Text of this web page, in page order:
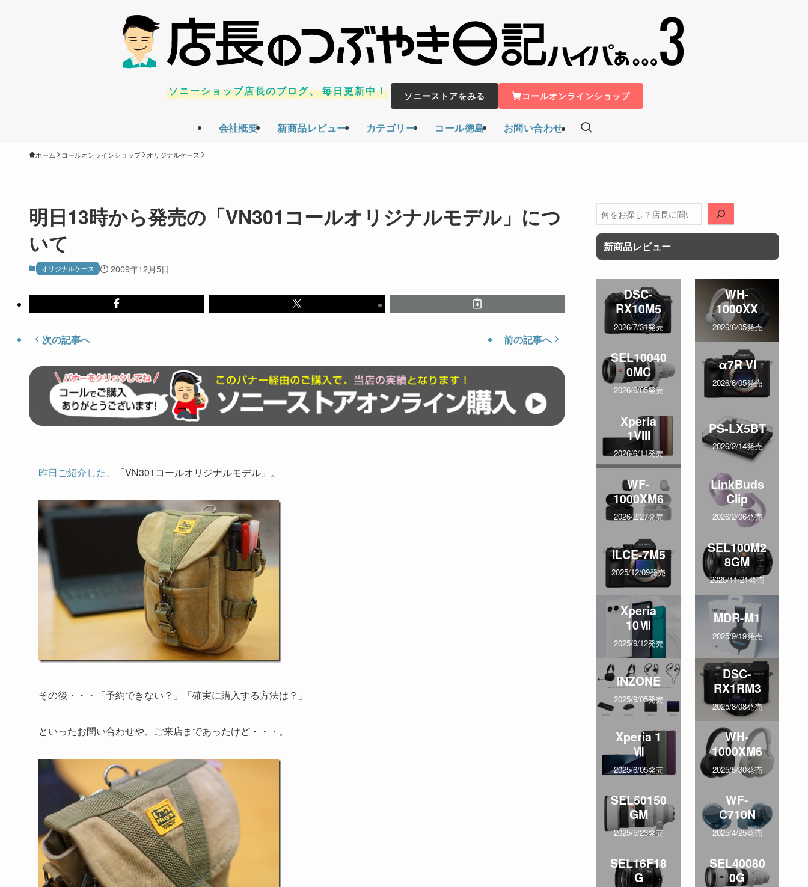
会社概要 新商品レビュー カテゴリー コール徳島 お問い合わせ
ソニーショップ店長のブログ、毎日更新中！ ソニーストアをみる コールオンラインショップ
ホーム コールオンラインショップ オリジナルケース
明日13時から発売の「VN301コールオリジナルモデル」につ
いて
オリジナルケース 2009年12月5日
次の記事へ 前の記事へ
昨日ご紹介した、「VN301コールオリジナルモデル」。
その後・・・「予約できない？」「確実に購入する方法は？」
といったお問い合わせや、ご来店まであったけど・・・。
検
索
新商品レビュー
DSC-
RX10M5
2026/7/31発売
WH-
1000XX
2026/6/05発売
SEL10040
0MC
2026/6/05発売
α7R VI
2026/6/05発売
Xperia
1VIII
2026/6/11発売
PS-LX5BT
2026/2/14発売
WF-
1000XM6
2026/2/27発売
LinkBuds
Clip
2026/2/06発売
ILCE-7M5
2025/12/09発売
SEL100M2
8GM
2025/11/21発売
Xperia
10Ⅶ
2025/9/12発売
MDR-M1
2025/9/19発売
INZONE
2025/9/05発売
DSC-
RX1RM3
2025/8/08発売
Xperia 1
Ⅶ
2025/6/05発売
WH-
1000XM6
2025/5/30発売
SEL50150
GM
2025/5/23発売
WF-
C710N
2025/4/25発売
SEL16F18
G
SEL40080
0G